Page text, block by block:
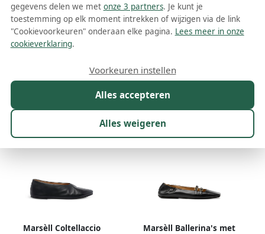
Zwarte Marsèll dames ballerinas
Meer lezen
Marsèll Coltellaccio
Marsèll Ballerina's met
gegevens delen we met onze 3 partners. Je kunt je
toestemming op elk moment intrekken of wijzigen via de link
"Cookievoorkeuren" onderaan elke pagina. Lees meer in onze
cookieverklaring.
Alles accepteren
Alles weigeren
Voorkeuren instellen